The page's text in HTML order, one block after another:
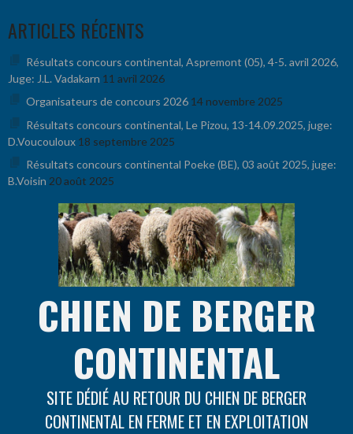
auARTICLES RÉCENTS
Résultats concours continental, Aspremont (05), 4-5. avril 2026,
Juge: J.L. Vadakarn 11 avril 2026
Organisateurs de concours 2026 14 novembre 2025
Résultats concours continental, Le Pizou, 13-14.09.2025, juge:
D.Voucouloux 18 septembre 2025
Résultats concours continental Poeke (BE), 03 août 2025, juge:
B.Voisin 20 août 2025
CHIEN DE BERGER
CONTINENTAL
SITE DÉDIÉ AU RETOUR DU CHIEN DE BERGER
CONTINENTAL EN FERME ET EN EXPLOITATION